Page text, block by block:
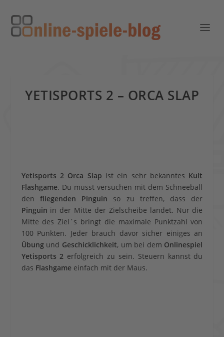
YETISPORTS 2 – ORCA SLAP
Yetisports 2 Orca Slap ist ein sehr bekanntes Kult
Flashgame. Du musst versuchen mit dem Schneeball
den fliegenden Pinguin so zu treffen, dass der
Pinguin in der Mitte der Zielscheibe landet. Nur die
Mitte des Ziel´s bringt die maximale Punktzahl von
100 Punkten. Jeder brauch davor sicher einiges an
Übung und Geschicklichkeit, um bei dem Onlinespiel
Yetisports 2 erfolgreich zu sein. Steuern kannst du
das Flashgame einfach mit der Maus.